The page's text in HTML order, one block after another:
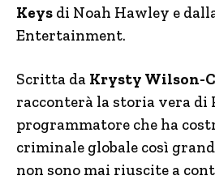
Keys di Noah Hawley e
Entertainment.
Scritta da Krysty Wilson-
racconterà la storia vera di
programmatore che ha
criminale globale così
non sono mai riuscite a